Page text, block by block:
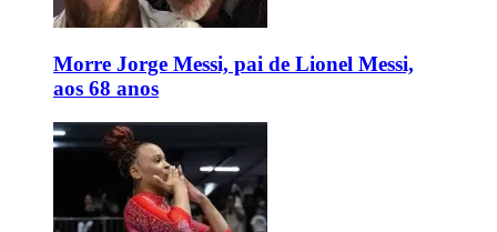
Morre Jorge Messi, pai de Lionel Messi,
aos 68 anos